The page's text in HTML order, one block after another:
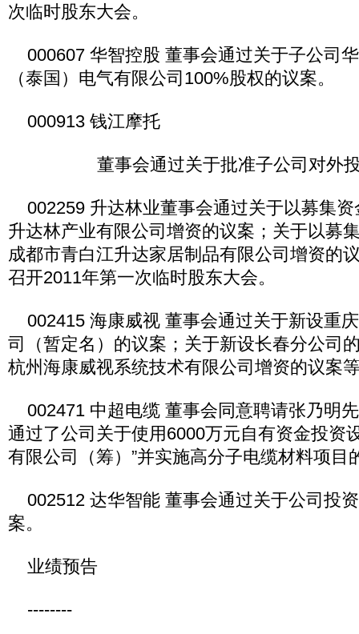
次临时股东大会。
000607 华智控股 董事会通过关于子公司
（泰国）电气有限公司100%股权的议案。
000913 钱江摩托
董事会通过关于批准子公司对外
002259 升达林业董事会通过关于以募集资
升达林产业有限公司增资的议案；关于以募
成都市青白江升达家居制品有限公司增资的
召开2011年第一次临时股东大会。
002415 海康威视 董事会通过关于新设重
司（暂定名）的议案；关于新设长春分公司
杭州海康威视系统技术有限公司增资的议案
002471 中超电缆 董事会同意聘请张乃明
通过了公司关于使用6000万元自有资金投资
有限公司（筹）”并实施高分子电缆材料项目
002512 达华智能 董事会通过关于公司投
案。
业绩预告
--------